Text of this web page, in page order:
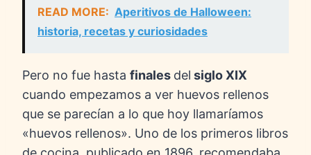
READ MORE: Aperitivos de Halloween:
historia, recetas y curiosidades
Pero no fue hasta finales del siglo XIX
cuando empezamos a ver huevos rellenos
que se parecían a lo que hoy llamaríamos
«huevos rellenos». Uno de los primeros libros